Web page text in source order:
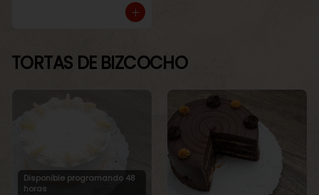
TORTAS DE BIZCOCHO
Disponible programando 48
horas